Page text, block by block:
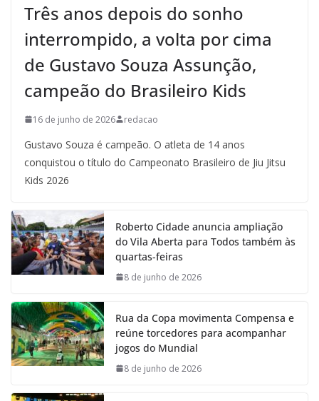
Três anos depois do sonho
interrompido, a volta por cima
de Gustavo Souza Assunção,
campeão do Brasileiro Kids
16 de junho de 2026 redacao
Gustavo Souza é campeão. O atleta de 14 anos
conquistou o título do Campeonato Brasileiro de Jiu Jitsu
Kids 2026
Roberto Cidade anuncia ampliação
do Vila Aberta para Todos também às
quartas-feiras
8 de junho de 2026
Rua da Copa movimenta Compensa e
reúne torcedores para acompanhar
jogos do Mundial
8 de junho de 2026